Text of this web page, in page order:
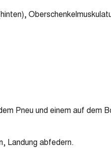
Pneu und einem auf dem
Landung abfedern.